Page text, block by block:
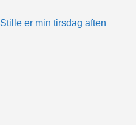
Stille er min tirsdag aften